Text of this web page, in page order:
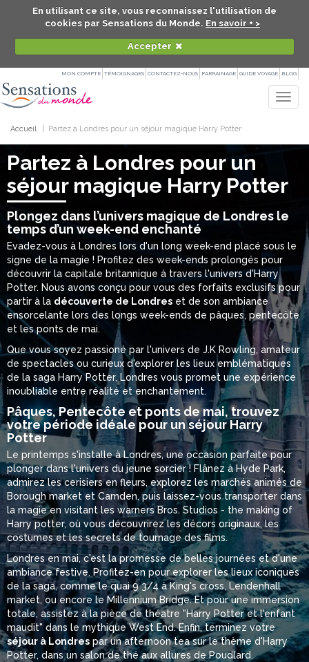
En utilisant ce site, vous reconnaissez l'utilisation de
cookies par Sensations du Monde. En savoir + >
Accepter
MON COMPTE TÉMOIGNAGES CONTACTEZ-NOUS PARRAINAGE GUIDE VOYAGE BLOG
Accueil Partez à Londres pour un séjour magique Harry Potter
Partez à Londres pour un
séjour magique Harry Potter
Plongez dans l’univers magique de Londres le
temps d’un week-end enchanté
Evadez-vous à Londres lors d'un long week-end placé sous le
signe de la magie ! Profitez des week-ends prolongés pour
découvrir la capitale britannique à travers l'univers d'Harry
Potter. Nous avons conçu pour vous des forfaits exclusifs pour
partir à la découverte de Londres et de son ambiance
ensorcelante lors des longs week-ends de pâques, pentecôte
et les ponts de mai.
Que vous soyez passioné par l'univers de J.K Rowling, amateur
de spectacles ou curieux d'explorer les lieux emblématiques
de la saga Harry Potter, Londres vous promet une expérience
inoubliable entre réalité et enchantement.
Pâques, Pentecôte et ponts de mai, trouvez
votre période idéale pour un séjour Harry
Potter
Le printemps s'installe à Londres, une occasion parfaite pour
plonger dans l'univers du jeune sorcier ! Flânez à Hyde Park,
admirez les cerisiers en fleurs, explorez les marchés animés de
Borough market et Camden, puis laissez-vous transporter dans
la magie en visitant les warners Bros. Studios - the making of
Harry potter, où vous découvrirez les décors originaux, les
costumes et les secrets de tournage des films.
Londres en mai, c'est la promesse de belles journées et d'une
ambiance festive. Profitez-en pour explorer les lieux iconiques
de la saga, comme le quai 9 3/4 à King's cross, Lendenhall
market, ou encore le Millennium Bridge. Et pour une immersion
totale, assistez à la pièce de théatre "Harry Potter et l'enfant
maudit" dans le mythique West End. Enfin, terminez votre
séjour à Londres par un afternoon tea sur le thème d'Harry
Potter, dans un salon de thé aux allures de Poudlard.